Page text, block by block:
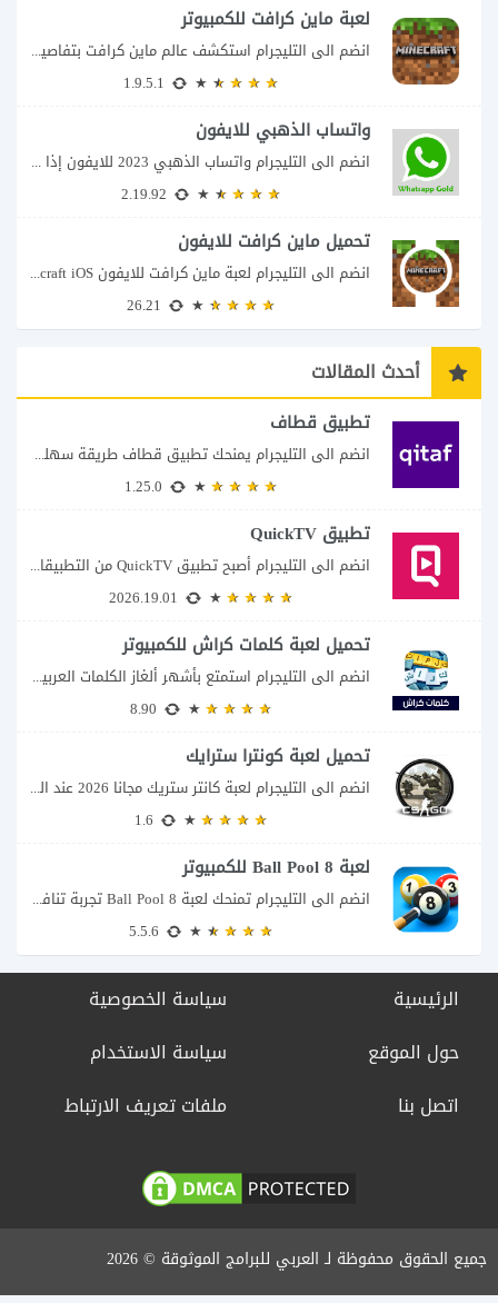
لعبة ماين كرافت للكمبيوتر
انضم الى التليجرام استكشف عالم ماين كرافت بتفاصيل مذهلة 🌟 هل أنت مستعد لمغامرة...
واتساب الذهبي للايفون
انضم الى التليجرام واتساب الذهبي 2023 للايفون إذا كنت تبحث عن واتساب الذهبي للايفون...
تحميل ماين كرافت للايفون
انضم الى التليجرام لعبة ماين كرافت للايفون Minecraft iOS تُعد لعبة Minecraft واحدة من...
أحدث المقالات
تطبيق قطاف
انضم الى التليجرام يمنحك تطبيق قطاف طريقة سهلة لمتابعة نقاط المكافآت والاستفادة منها في...
تطبيق QuickTV
انضم الى التليجرام أصبح تطبيق QuickTV من التطبيقات التي تستهدف محبي المسلسلات السريعة، إذ...
تحميل لعبة كلمات كراش للكمبيوتر
انضم الى التليجرام استمتع بأشهر ألغاز الكلمات العربية على شاشة الكمبيوتر يتيح لك تحميل...
تحميل لعبة كونترا سترايك
انضم الى التليجرام لعبة كانتر ستريك مجانا 2026 عند البحث عن تحميل Counter-Strike للكمبيوتر...
لعبة 8 Ball Pool للكمبيوتر
انضم الى التليجرام تمنحك لعبة 8 Ball Pool تجربة تنافسية ممتعة تجمع بين دقة...
الرئيسية
حول الموقع
اتصل بنا
سياسة الخصوصية
سياسة الاستخدام
ملفات تعريف الارتباط
جميع الحقوق محفوظة لـ العربي للبرامج الموثوقة © 2026